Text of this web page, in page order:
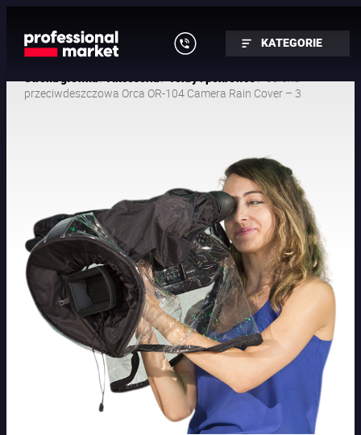
KATEGORIE
/ /
/ Osłona
przeciwdeszczowa Orca OR-104 Camera Rain Cover – 3